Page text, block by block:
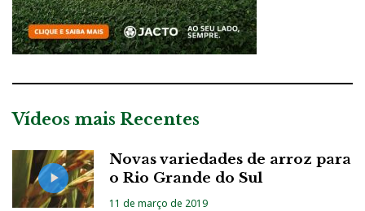
Vídeos mais Recentes
Novas variedades de arroz para
o Rio Grande do Sul
11 de março de 2019